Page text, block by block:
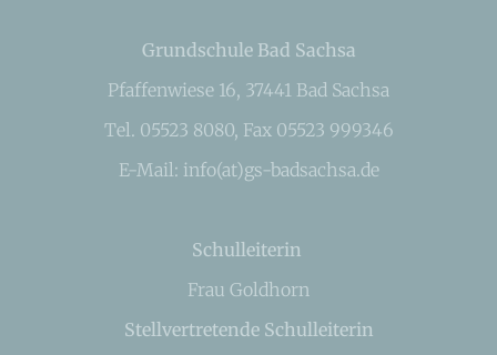
Grundschule Bad Sachsa
Pfaffenwiese 16, 37441 Bad Sachsa
Tel. 05523 8080, Fax 05523 999346
E-Mail: info(at)gs-badsachsa.de
Schulleiterin
Frau Goldhorn
Stellvertretende Schulleiterin